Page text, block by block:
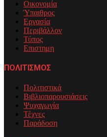
Οικονομία
Ύπαιθρος
Εργασία
Περιβάλλον
Τύπος
Επιστημη
ΠΟΛΙΤΙΣΜΟΣ
Πολιτιστικά
Βιβλιοπαρουσιάσεις
Ψυχαγωγία
Τέχνες
Παράδοση